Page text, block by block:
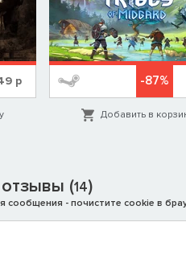
р -87%
Добавить в
(14)
сообщения - почистите cookie в